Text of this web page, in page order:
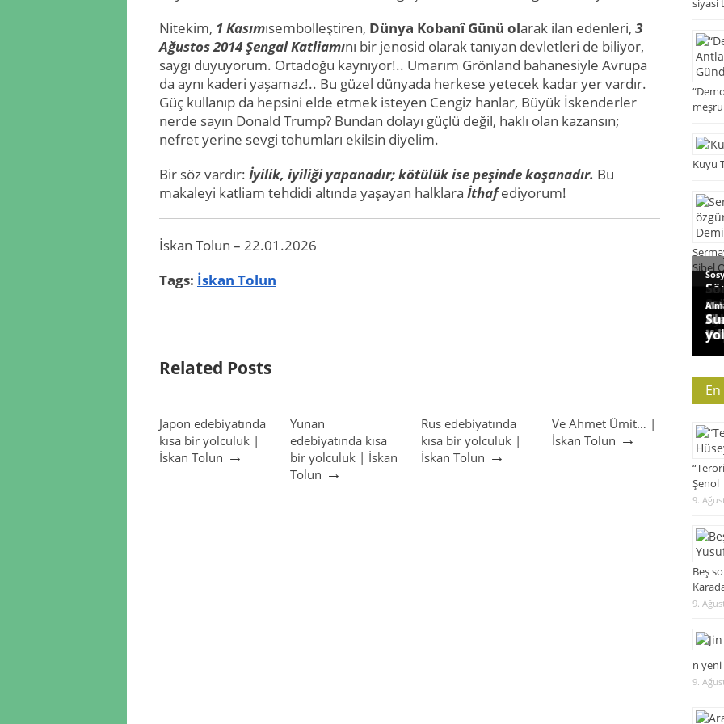
Nitekim, 1 Kasımısembolleştiren, Dünya Kobanî Günü olarak ilan edenleri, 3
Ağustos 2014 Şengal Katliamını bir jenosid olarak tanıyan devletleri de biliyor,
saygı duyuyorum. Ortadoğu kaynıyor!.. Umarım Grönland bahanesiyle Avrupa
da aynı kaderi yaşamaz!.. Bu güzel dünyada herkese yetecek kadar yer vardır.
Güç kullanıp da hepsini elde etmek isteyen Cengiz hanlar, Büyük İskenderler
nerde sayın Donald Trump? Bundan dolayı güçlü değil, haklı olan kazansın;
nefret yerine sevgi tohumları ekilsin diyelim.
Bir söz vardır: İyilik, iyiliği yapanadır; kötülük ise peşinde koşanadır. Bu
makaleyi katliam tehdidi altında yaşayan halklara İthafediyorum!
İskan Tolun – 22.01.2026
Tags: İskan Tolun
Related Posts
Japon edebiyatında
kısa bir yolculuk |
İskan Tolun →
Yunan
edebiyatında kısa
bir yolculuk | İskan
Tolun →
Rus edebiyatında
kısa bir yolculuk |
İskan Tolun →
Ve Ahmet Ümit… |
İskan Tolun →
siyasi
Kuyu
Sibel
Şenol
9.
Beş
9.
n yeni
9.